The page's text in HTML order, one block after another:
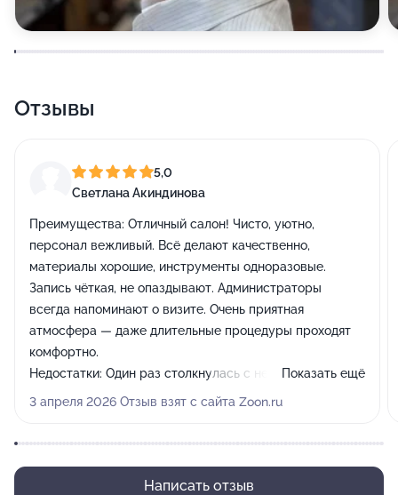
Отзывы
5,0
Светлана Акиндинова
Преимущества: Отличный салон! Чисто, уютно,
персонал вежливый. Всё делают качественно,
материалы хорошие, инструменты одноразовые.
Запись чёткая, не опаздывают. Администраторы
всегда напоминают о визите. Очень приятная
атмосфера — даже длительные процедуры проходят
комфортно.
Недостатки: Один раз столкнулась с небольшой
задержкой, но мастер извинилась, работу свою
Показать ещё
3 апреля 2026 Отзыв взят с сайта Zoon.ru
Написать отзыв